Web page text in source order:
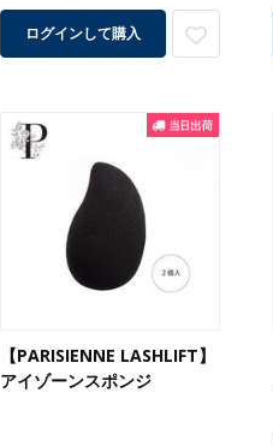
ログインして購入
【PARISIENNE LASHLIFT】
アイゾーンスポンジ